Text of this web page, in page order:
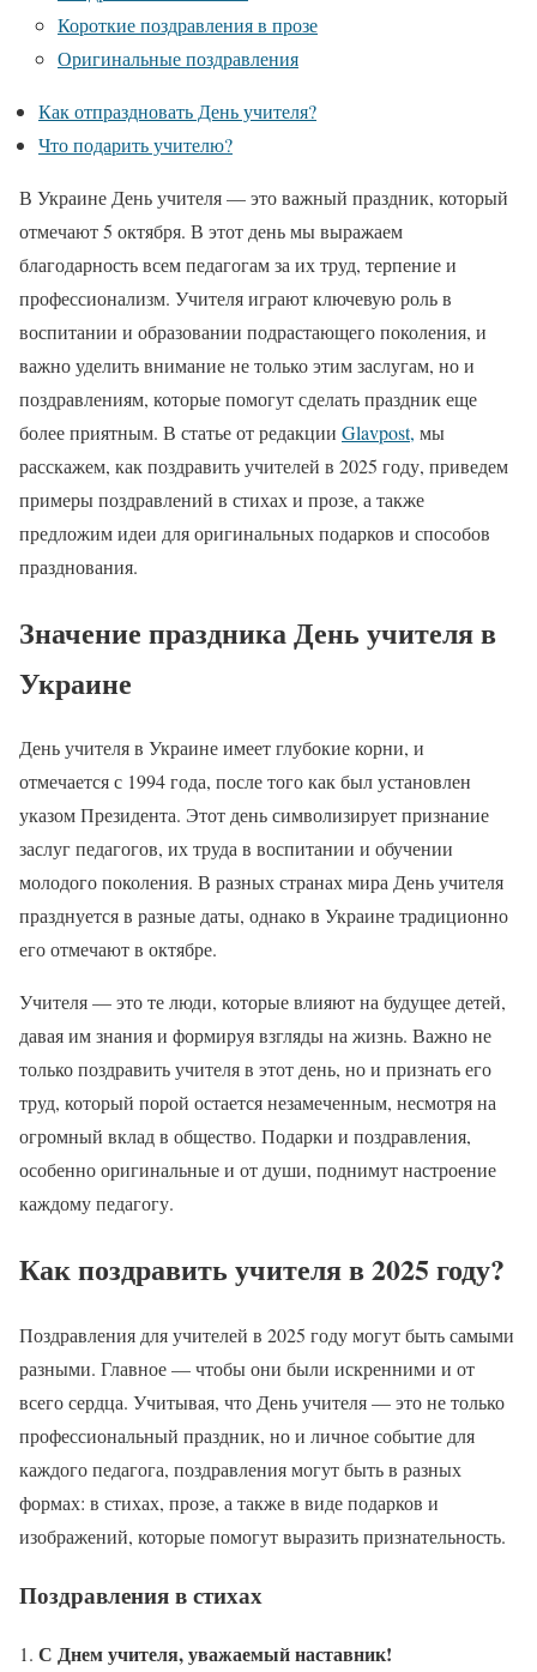
Короткие поздравления в прозе
Оригинальные поздравления
Как отпраздновать День учителя?
Что подарить учителю?
В Украине День учителя — это важный праздник, который
отмечают 5 октября. В этот день мы выражаем
благодарность всем педагогам за их труд, терпение и
профессионализм. Учителя играют ключевую роль в
воспитании и образовании подрастающего поколения, и
важно уделить внимание не только этим заслугам, но и
поздравлениям, которые помогут сделать праздник еще
более приятным. В статье от редакции Glavpost, мы
расскажем, как поздравить учителей в 2025 году, приведем
примеры поздравлений в стихах и прозе, а также
предложим идеи для оригинальных подарков и способов
празднования.
Значение праздника День учителя в
Украине
День учителя в Украине имеет глубокие корни, и
отмечается с 1994 года, после того как был установлен
указом Президента. Этот день символизирует признание
заслуг педагогов, их труда в воспитании и обучении
молодого поколения. В разных странах мира День учителя
празднуется в разные даты, однако в Украине традиционно
его отмечают в октябре.
Учителя — это те люди, которые влияют на будущее детей,
давая им знания и формируя взгляды на жизнь. Важно не
только поздравить учителя в этот день, но и признать его
труд, который порой остается незамеченным, несмотря на
огромный вклад в общество. Подарки и поздравления,
особенно оригинальные и от души, поднимут настроение
каждому педагогу.
Как поздравить учителя в 2025 году?
Поздравления для учителей в 2025 году могут быть самыми
разными. Главное — чтобы они были искренними и от
всего сердца. Учитывая, что День учителя — это не только
профессиональный праздник, но и личное событие для
каждого педагога, поздравления могут быть в разных
формах: в стихах, прозе, а также в виде подарков и
изображений, которые помогут выразить признательность.
Поздравления в стихах
С Днем учителя, уважаемый наставник!